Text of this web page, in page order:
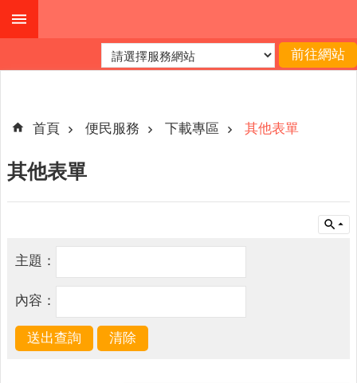
跳到主要內容區塊
階
公
布
關
於
們
首頁 便民服務 下載專區 其他表單
其他表單
主題：
內容：